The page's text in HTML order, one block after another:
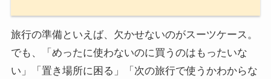
旅行の準備といえば、欠かせないのがスーツケース。
でも、「めったに使わないのに買うのはもったいな
い」「置き場所に困る」「次の旅行で使うかわからな